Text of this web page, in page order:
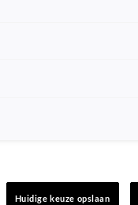
Huidige keuze opslaan